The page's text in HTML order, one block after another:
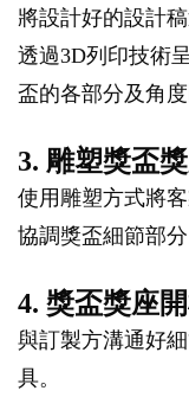
將設計好的設計
透過3D列印技術
盃的各部分及角度
3. 雕塑獎盃
使用雕塑方式將
協調獎盃細節部分
4. 獎盃獎座
與訂製方溝通好
具。